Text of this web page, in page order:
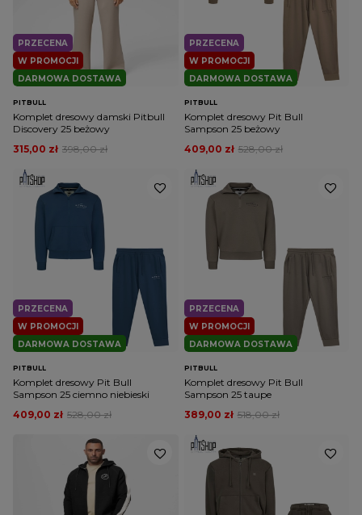
W PROMOCJI
PRZECENA
DARMOWA DOSTAWA
PITBULL
Komplet dresowy damski Pitbull
Discovery 25 beżowy
398,00 zł
315,00 zł
W PROMOCJI
PRZECENA
DARMOWA DOSTAWA
PITBULL
Komplet dresowy Pit Bull
Sampson 25 beżowy
528,00 zł
409,00 zł
W PROMOCJI
PRZECENA
DARMOWA DOSTAWA
PITBULL
Komplet dresowy Pit Bull
Sampson 25 ciemno niebieski
528,00 zł
409,00 zł
W PROMOCJI
PRZECENA
DARMOWA DOSTAWA
PITBULL
Komplet dresowy Pit Bull
Sampson 25 taupe
518,00 zł
389,00 zł